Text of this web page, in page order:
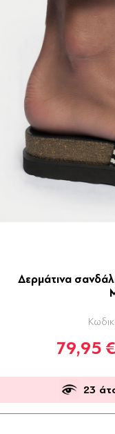
Δερμάτινα
79,95 €
23